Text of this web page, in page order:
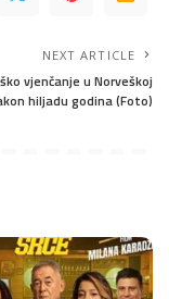
NEXT ARTICLE
vjenčanje u Norveškoj
hiljadu godina (Foto)